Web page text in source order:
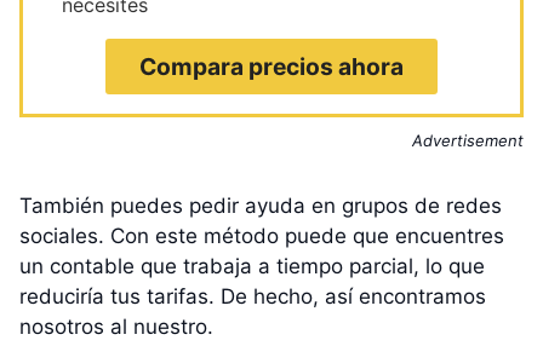
Compara precios ahora
Advertisement
También puedes pedir ayuda en grupos de redes
sociales. Con este método puede que encuentres
un contable que trabaja a tiempo parcial, lo que
reduciría tus tarifas. De hecho, así encontramos
nosotros al nuestro.